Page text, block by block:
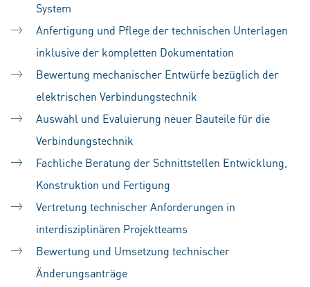
System
Anfertigung und Pflege der technischen Unterlagen
inklusive der kompletten Dokumentation
Bewertung mechanischer Entwürfe bezüglich der
elektrischen Verbindungstechnik
Auswahl und Evaluierung neuer Bauteile für die
Verbindungstechnik
Fachliche Beratung der Schnittstellen Entwicklung,
Konstruktion und Fertigung
Vertretung technischer Anforderungen in
interdisziplinären Projektteams
Bewertung und Umsetzung technischer
Änderungsanträge